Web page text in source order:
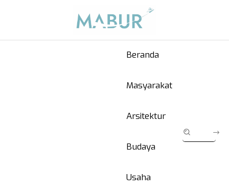
Beranda
Masyarakat
Arsitektur
Budaya
Usaha